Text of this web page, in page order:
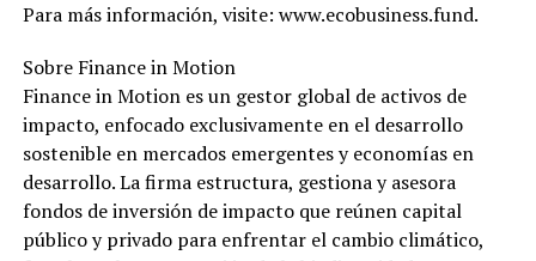
Para más información, visite: www.ecobusiness.fund.
Sobre Finance in Motion
Finance in Motion es un gestor global de activos de
impacto, enfocado exclusivamente en el desarrollo
sostenible en mercados emergentes y economías en
desarrollo. La firma estructura, gestiona y asesora
fondos de inversión de impacto que reúnen capital
público y privado para enfrentar el cambio climático,